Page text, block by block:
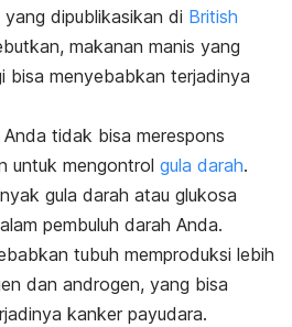
dipublikasikan di British
makanan manis yang
bisa menyebabkan terjadinya
tidak bisa merespons
untuk mengontrol gula darah.
gula darah atau glukosa
pembuluh darah Anda.
tubuh memproduksi lebih
dan androgen, yang bisa
kanker payudara.